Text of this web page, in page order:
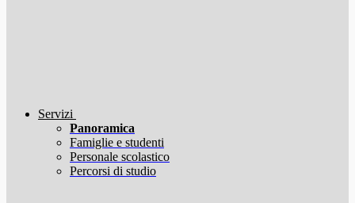
Servizi
Panoramica
Famiglie e studenti
Personale scolastico
Percorsi di studio